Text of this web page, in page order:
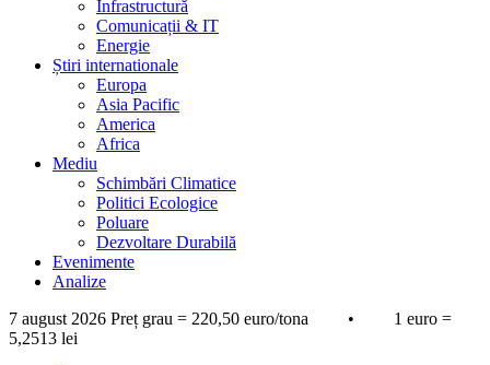
Infrastructură
Comunicații & IT
Energie
Știri internationale
Europa
Asia Pacific
America
Africa
Mediu
Schimbări Climatice
Politici Ecologice
Poluare
Dezvoltare Durabilă
Evenimente
Analize
7 august 2026 Preț grau = 220,50 euro/tona • 1 euro =
5,2513 lei